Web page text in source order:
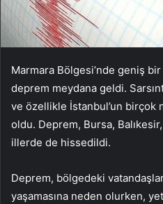
Marmara Bölgesi’nde geniş
deprem meydana geldi.
ve özellikle İstanbul’un birçok
oldu. Deprem, Bursa,
illerde de hissedildi.
Deprem, bölgedeki
yaşamasına neden olurken,